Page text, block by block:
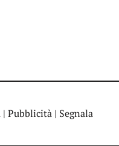
| Pubblicità | Segnala